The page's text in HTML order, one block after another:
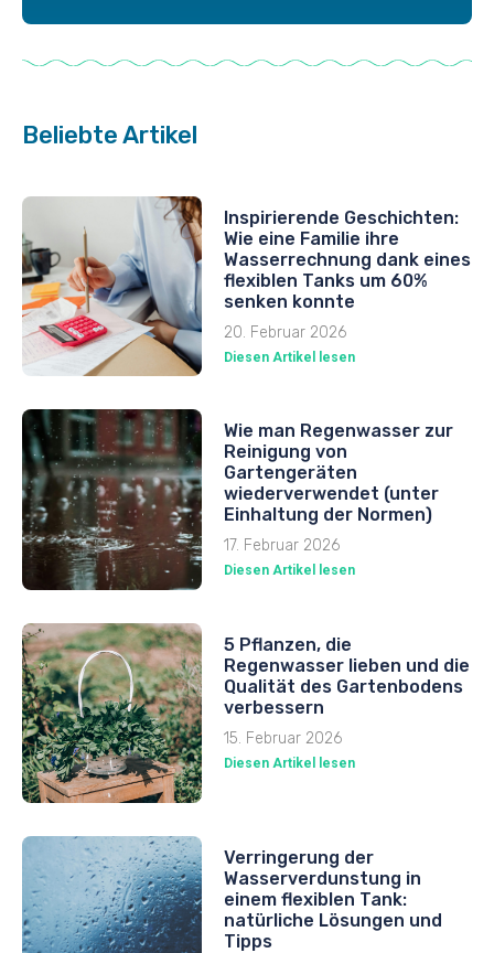
Beliebte Artikel
Inspirierende Geschichten:
Wie eine Familie ihre
Wasserrechnung dank eines
flexiblen Tanks um 60%
senken konnte
20. Februar 2026
Diesen Artikel lesen
Wie man Regenwasser zur
Reinigung von
Gartengeräten
wiederverwendet (unter
Einhaltung der Normen)
17. Februar 2026
Diesen Artikel lesen
5 Pflanzen, die
Regenwasser lieben und die
Qualität des Gartenbodens
verbessern
15. Februar 2026
Diesen Artikel lesen
Verringerung der
Wasserverdunstung in
einem flexiblen Tank:
natürliche Lösungen und
Tipps